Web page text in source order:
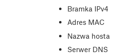
Bramka IPv4
Adres MAC
Nazwa hosta
Serwer DNS